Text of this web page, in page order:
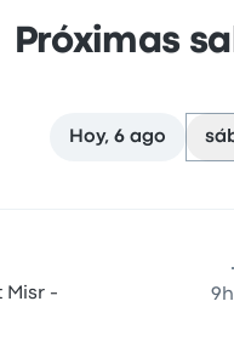
Próximas
Hoy, 6 ago
-